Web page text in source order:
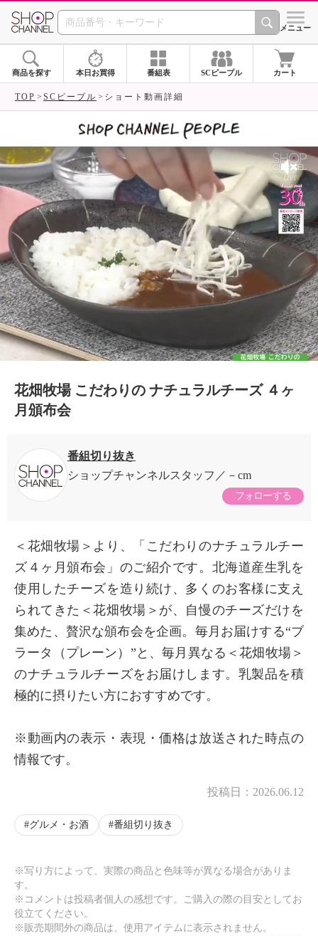
SHOP CHANNEL シメニュー
商品を探す 本日お買得 番組表 SCピープル カート
TOP SCピープル ショート動画詳細
× 商品紹介
花畑牧場 こだわりの ナチュラルチーズ ４ヶ
月頒布会
番組切り抜き
ショップチャンネルスタッフ
－cm
フォローする
＜花畑牧場＞より、「こだわりのナチュラルチー
ズ４ヶ月頒布会」のご紹介です。北海道産生乳を
使用したチーズを造り続け、多くのお客様に支え
られてきた＜花畑牧場＞が、自慢のチーズだけを
集めた、贅沢な頒布会を企画。毎月お届けする“ブ
ラータ（プレーン）”と、毎月異なる＜花畑牧場＞
のナチュラルチーズをお届けします。乳製品を積
極的に摂りたい方におすすめです。
※動画内の表示・表現・価格は放送された時点の
情報です。
投稿日： 2026.06.12
グルメ・お酒 番組切り抜き
※写り方によって、実際の商品と色味等が異なる場合がありま
す。
※コメントは投稿者個人の感想です。ご購入の際の目安としてお
役立てください。
※販売期間外の商品は、使用アイテムに表示されません。